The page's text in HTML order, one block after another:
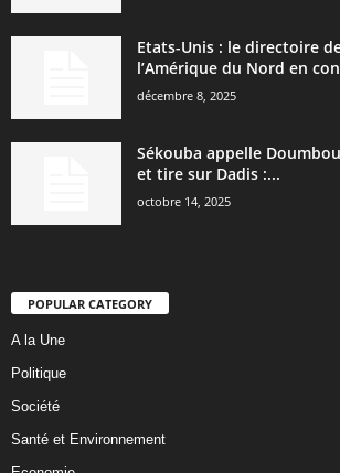
Etats-Unis : le directoire
l’Amérique du Nord en
décembre 8, 2025
Sékouba appelle
et tire sur Dadis :...
octobre 14, 2025
POPULAR CATEGORY
A la Une
Politique
Société
Santé et Environnement